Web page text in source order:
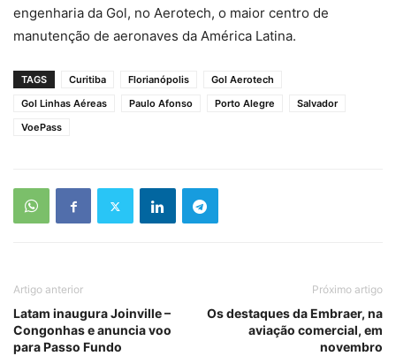
engenharia da Gol, no Aerotech, o maior centro de
manutenção de aeronaves da América Latina.
TAGS Curitiba Florianópolis
Gol Aerotech
Gol Linhas Aéreas
Paulo Afonso Porto Alegre
Salvador
VoePass
Artigo anterior
Latam inaugura Joinville –
Congonhas e anuncia voo
para Passo Fundo
Próximo artigo
Os destaques da Embraer, na
aviação comercial, em
novembro